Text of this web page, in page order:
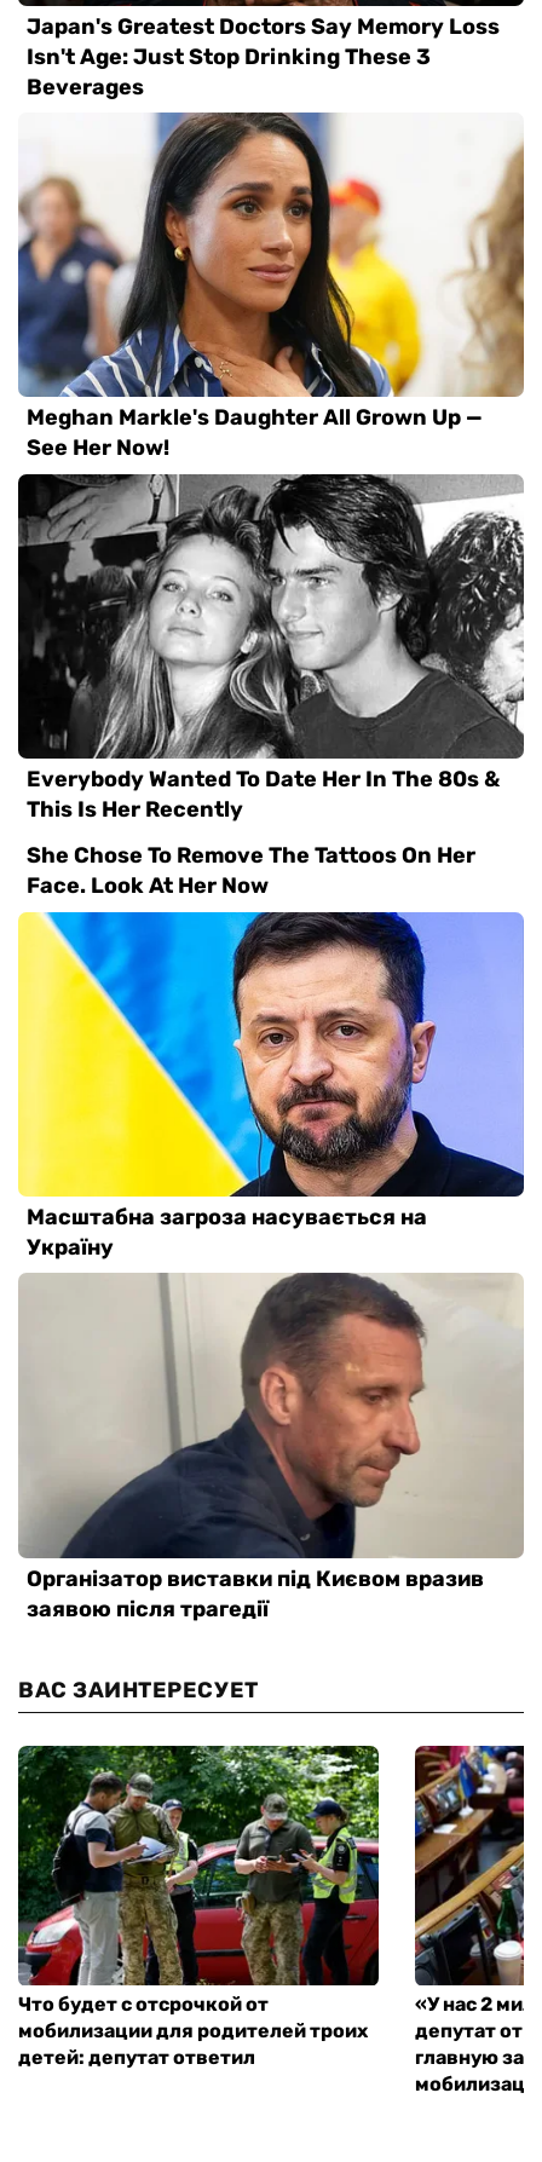
ВАС ЗАИНТЕРЕСУЕТ
Что будет с отсрочкой от
мобилизации для родителей троих
детей: депутат ответил
«У нас 2
депутат от
главную